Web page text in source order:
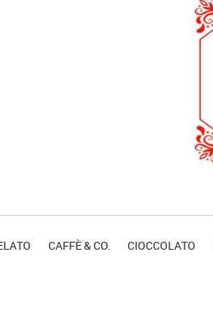
CAFFÈ & CO. CIOCCOLATO